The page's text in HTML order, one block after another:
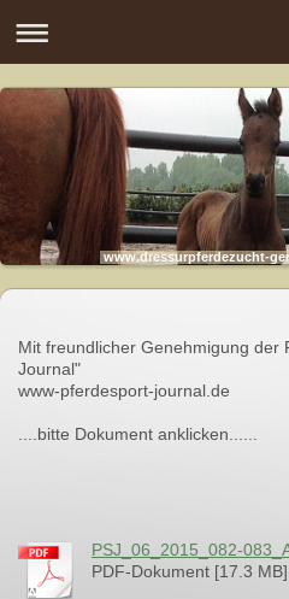
www.dressurpferdezucht-
Mit freundlicher Genehmigung der
Journal"
www-pferdesport-journal.de
....bitte Dokument anklicken......
PSJ_06_2015_082-
PDF-Dokument [17.3 MB]